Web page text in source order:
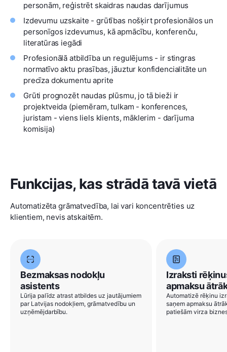
personām, reģistrēt skaidras naudas darījumus
Izdevumu uzskaite - grūtības nošķirt profesionālos un
personīgos izdevumus, kā apmācību, konferenču,
literatūras iegādi
Profesionālā atbildība un regulējums - ir stingras
normatīvo aktu prasības, jāuztur konfidencialitāte un
precīza dokumentu aprite
Grūti prognozēt naudas plūsmu, jo tā bieži ir
projektveida (piemēram, tulkam - konferences,
juristam - viens liels klients, māklerim - darījuma
komisija)
Funkcijas, kas strādā tavā vietā
Automatizēta grāmatvedība, lai vari koncentrēties uz
klientiem, nevis atskaitēm.
Bezmaksas nodokļu
asistents
Lūrija palīdz atrast atbildes uz jautājumiem
par Latvijas nodokļiem, grāmatvedību un
uzņēmējdarbību.
Izraksti
apmaksu
Automatizē rēķinu
saņem apmaksu
patiešām virza